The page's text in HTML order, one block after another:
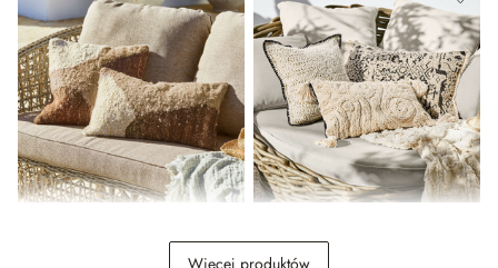
zestaw 3 szt. Norlinn
Więcej produktów